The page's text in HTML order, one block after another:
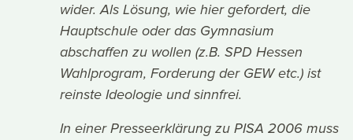
wider. Als Lösung, wie hier gefordert, die
Hauptschule oder das Gymnasium
abschaffen zu wollen (z.B. SPD Hessen
Wahlprogram, Forderung der GEW etc.) ist
reinste Ideologie und sinnfrei.
In einer Presseerklärung zu PISA 2006 muss